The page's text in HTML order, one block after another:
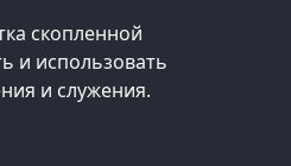
скопленной
и использовать
и служения.